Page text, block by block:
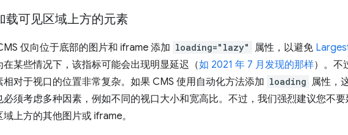
载可见区域上方的元素
仅向位于底部的图片和 iframe 添加 loading="lazy" 属性，以避免
在某些情况下，该指标可能会出现明显延迟（如 2021 年 7 月发现的那样）。不
相对于视口的位置非常复杂。如果 CMS 使用自动化方法添加 loading 属性，
必须考虑多种因素，例如不同的视口大小和宽高比。不过，我们强烈建议您不
上方的其他图片或 iframe。